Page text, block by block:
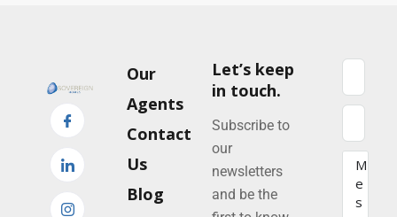
Our
Agents
Contact
Us
Blog
Let’s keep
in touch.
Subscribe to
our
newsletters
and be the